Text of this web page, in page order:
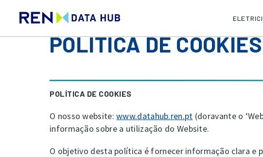
POLÍTICA DE COOKIES
POLÍTICA DE COOKIES
O nosso website:www.datahub.ren.pt (doravante o
informação sobre a utilização do Website.
O objetivo desta política é fornecer informação clara e